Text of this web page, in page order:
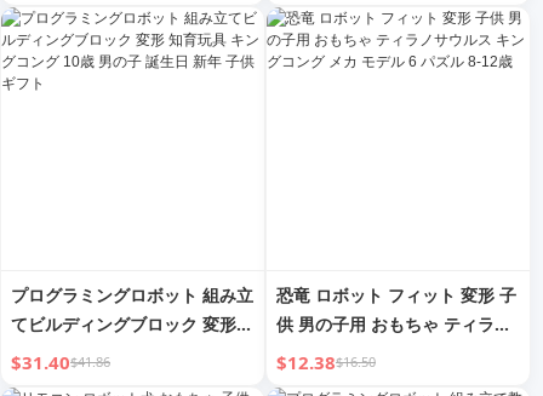
プログラミングロボット 組み立
てビルディングブロック 変形
知育玩具 キングコング 10歳 男
の子 誕生日 新年 子供ギフト
$31.40$41.86
恐竜 ロボット フィット 変形 子
供 男の子用 おもちゃ ティラノ
サウルス キングコング メカ モ
デル 6 パズル 8-12歳
$12.38$16.50